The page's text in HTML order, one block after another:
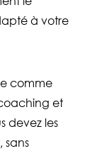
à votre
comme
et
devez les
sans